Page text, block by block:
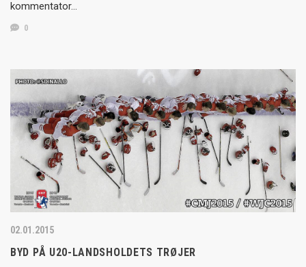
kommentator…
0
02.01.2015
BYD PÅ U20-LANDSHOLDETS TRØJER